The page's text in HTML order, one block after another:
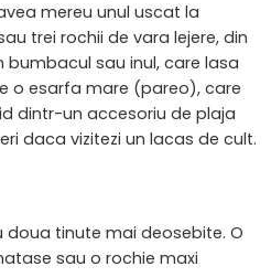
mereu unul uscat la
trei rochii de vara lejere, din
sau inul, care lasa
o esarfa mare (pareo), care
dintr-un accesoriu de plaja
daca vizitezi un lacas de cult.
doua tinute mai deosebite. O
sau o rochie maxi